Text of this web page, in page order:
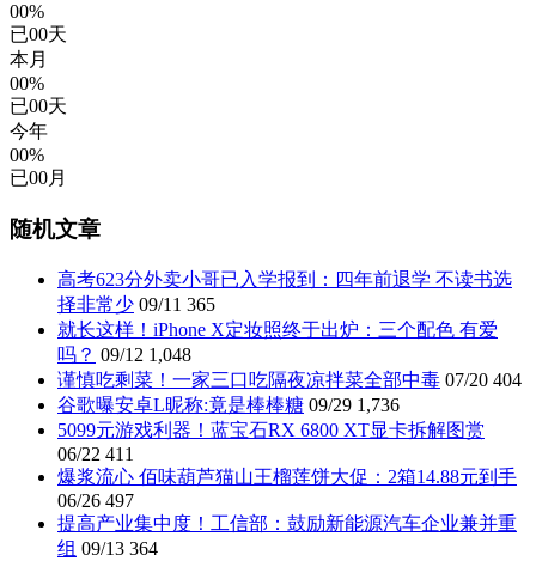
00%
已00天
本月
00%
已00天
今年
00%
已00月
随机文章
高考623分外卖小哥已入学报到：四年前退学 不读书选
择非常少 09/11 365
就长这样！iPhone X定妆照终于出炉：三个配色 有爱
吗？ 09/12 1,048
谨慎吃剩菜！一家三口吃隔夜凉拌菜全部中毒 07/20 404
谷歌曝安卓L昵称:竟是棒棒糖 09/29 1,736
5099元游戏利器！蓝宝石RX 6800 XT显卡拆解图赏
06/22 411
爆浆流心 佰味葫芦猫山王榴莲饼大促：2箱14.88元到手
06/26 497
提高产业集中度！工信部：鼓励新能源汽车企业兼并重
组 09/13 364